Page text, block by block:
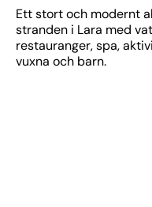
Ett stort och modernt
stranden i Lara med
restauranger, spa,
vuxna och barn.